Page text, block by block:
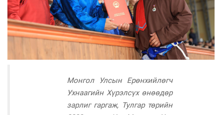
Монгол Улсын Ерөнхийлөгч
Ухнаагийн Хүрэлсүх өнөөдөр
зарлиг гаргаж, Тулгар төрийн